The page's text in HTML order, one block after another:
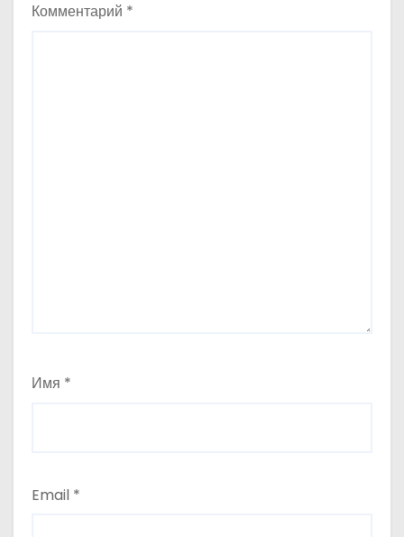
Комментарий *
Имя *
Email *